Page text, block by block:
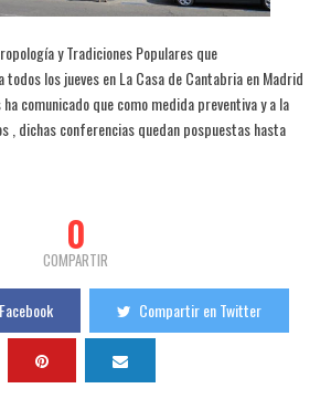
y Tradiciones Populares que
los jueves en La Casa de Cantabria en Madrid
comunicado que como medida preventiva y a la
, dichas conferencias quedan pospuestas hasta
0
COMPARTIR
Compartir en Twitter